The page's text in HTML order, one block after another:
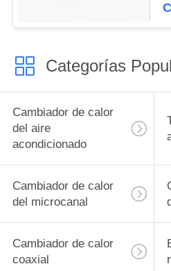
Categorías
Cambiador de calor
del aire
acondicionado
Cambiador de calor
del microcanal
Cambiador de calor
coaxial